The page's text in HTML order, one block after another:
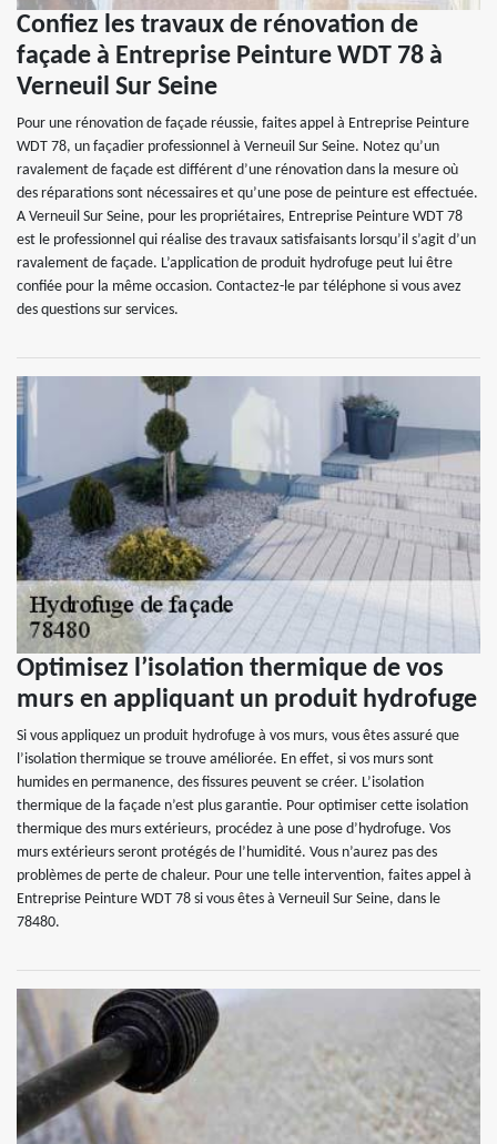
Confiez les travaux de rénovation de
façade à Entreprise Peinture WDT 78 à
Verneuil Sur Seine
Pour une rénovation de façade réussie, faites appel à Entreprise Peinture
WDT 78, un façadier professionnel à Verneuil Sur Seine. Notez qu’un
ravalement de façade est différent d’une rénovation dans la mesure où
des réparations sont nécessaires et qu’une pose de peinture est effectuée.
A Verneuil Sur Seine, pour les propriétaires, Entreprise Peinture WDT 78
est le professionnel qui réalise des travaux satisfaisants lorsqu’il s’agit d’un
ravalement de façade. L’application de produit hydrofuge peut lui être
confiée pour la même occasion. Contactez-le par téléphone si vous avez
des questions sur services.
Optimisez l’isolation thermique de vos
murs en appliquant un produit hydrofuge
Si vous appliquez un produit hydrofuge à vos murs, vous êtes assuré que
l’isolation thermique se trouve améliorée. En effet, si vos murs sont
humides en permanence, des fissures peuvent se créer. L’isolation
thermique de la façade n’est plus garantie. Pour optimiser cette isolation
thermique des murs extérieurs, procédez à une pose d’hydrofuge. Vos
murs extérieurs seront protégés de l’humidité. Vous n’aurez pas des
problèmes de perte de chaleur. Pour une telle intervention, faites appel à
Entreprise Peinture WDT 78 si vous êtes à Verneuil Sur Seine, dans le
78480.